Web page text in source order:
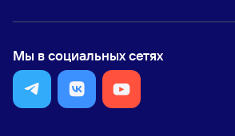
Мы в социальных сетях